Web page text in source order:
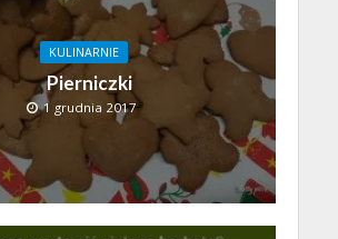
KULINARNIE
Pierniczki
1 grudnia 2017